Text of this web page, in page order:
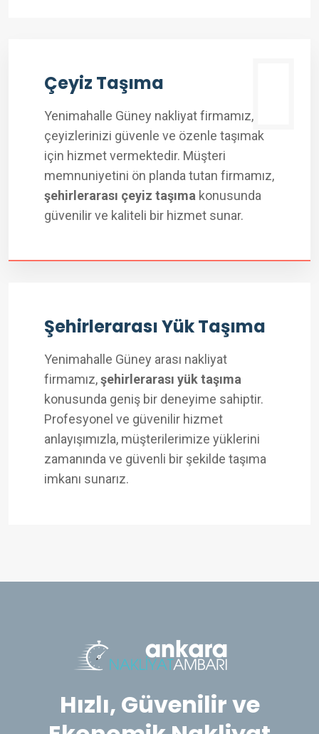
Çeyiz Taşıma
Yenimahalle Güney nakliyat firmamız,
çeyizlerinizi güvenle ve özenle taşımak
için hizmet vermektedir. Müşteri
memnuniyetini ön planda tutan firmamız,
şehirlerarası çeyiz taşıma konusunda
güvenilir ve kaliteli bir hizmet sunar.
Şehirlerarası Yük Taşıma
Yenimahalle Güney arası nakliyat
firmamız,şehirlerarası yük taşıma
konusunda geniş bir deneyime sahiptir.
Profesyonel ve güvenilir hizmet
anlayışımızla, müşterilerimize yüklerini
zamanında ve güvenli bir şekilde taşıma
imkanı sunarız.
Hızlı, Güvenilir ve